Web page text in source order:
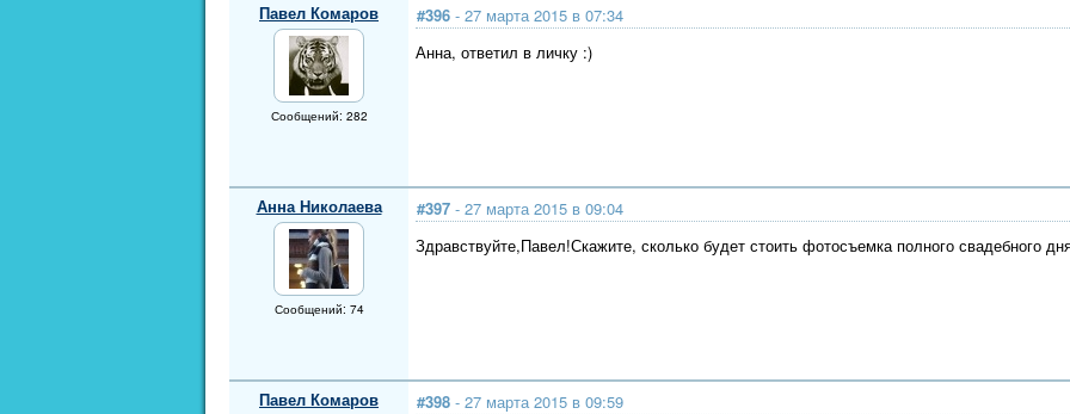
Павел Комаров
Сообщений: 282
#396 - 27 марта 2015 в 07:34
Анна, ответил в личку :)
Анна Николаева
Сообщений: 74
#397 - 27 марта 2015 в 09:04
Здравствуйте,Павел!Скажите, сколько будет стоить фотосъемка полного свадебного
Павел Комаров #398 - 27 марта 2015 в 09:59